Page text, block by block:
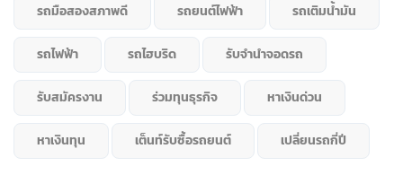
รถมือสองสภาพดี รถยนต์ไฟฟ้า รถเติมน้ำมัน
รถไฟฟ้า รถไฮบริด รับจำนำจอดรถ
รับสมัครงาน ร่วมทุนธุรกิจ หาเงินด่วน
หาเงินทุน เต็นท์รับซื้อรถยนต์ เปลี่ยนรถกี่ปี